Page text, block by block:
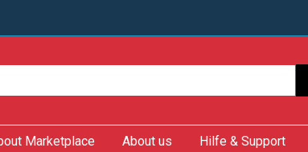
Marketplace About us Hilfe & Support